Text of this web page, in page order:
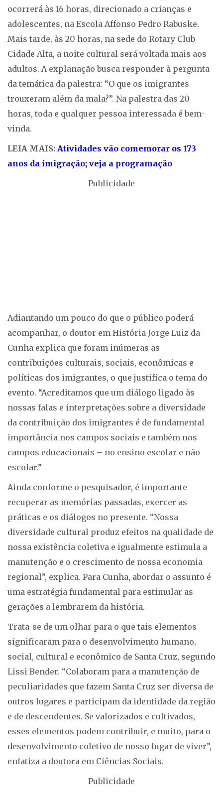
ocorrerá às 16 horas, direcionado a crianças e
adolescentes, na Escola Affonso Pedro Rabuske.
Mais tarde, às 20 horas, na sede do Rotary Club
Cidade Alta, a noite cultural será voltada mais aos
adultos. A explanação busca responder à pergunta
da temática da palestra: “O que os imigrantes
trouxeram além da mala?”. Na palestra das 20
horas, toda e qualquer pessoa interessada é bem-
vinda.
LEIA MAIS: Atividades vão comemorar os 173
anos da imigração; veja a programação
Publicidade
Adiantando um pouco do que o público poderá
acompanhar, o doutor em História Jorge Luiz da
Cunha explica que foram inúmeras as
contribuições culturais, sociais, econômicas e
políticas dos imigrantes, o que justifica o tema do
evento. “Acreditamos que um diálogo ligado às
nossas falas e interpretações sobre a diversidade
da contribuição dos imigrantes é de fundamental
importância nos campos sociais e também nos
campos educacionais – no ensino escolar e não
escolar.”
Ainda conforme o pesquisador, é importante
recuperar as memórias passadas, exercer as
práticas e os diálogos no presente. “Nossa
diversidade cultural produz efeitos na qualidade de
nossa existência coletiva e igualmente estimula a
manutenção e o crescimento de nossa economia
regional”, explica. Para Cunha, abordar o assunto é
uma estratégia fundamental para estimular as
gerações a lembrarem da história.
Trata-se de um olhar para o que tais elementos
significaram para o desenvolvimento humano,
social, cultural e econômico de Santa Cruz, segundo
Lissi Bender. “Colaboram para a manutenção de
peculiaridades que fazem Santa Cruz ser diversa de
outros lugares e participam da identidade da região
e de descendentes. Se valorizados e cultivados,
esses elementos podem contribuir, e muito, para o
desenvolvimento coletivo de nosso lugar de viver”,
enfatiza a doutora em Ciências Sociais.
Publicidade